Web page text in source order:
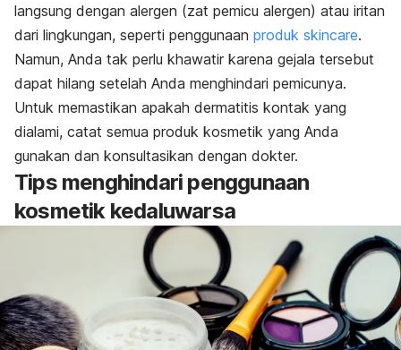
langsung dengan alergen (zat pemicu alergen) atau iritan
dari lingkungan, seperti penggunaan produk skincare.
Namun, Anda tak perlu khawatir karena gejala tersebut
dapat hilang setelah Anda menghindari pemicunya.
Untuk memastikan apakah dermatitis kontak yang
dialami, catat semua produk kosmetik yang Anda
gunakan dan konsultasikan dengan dokter.
Tips menghindari penggunaan
kosmetik kedaluwarsa